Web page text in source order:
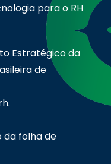
para o RH
Estratégico da
de
da folha de